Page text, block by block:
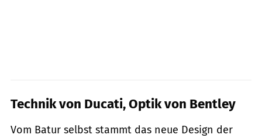
Technik von Ducati, Optik von Bentley
Vom Batur selbst stammt das neue Design der